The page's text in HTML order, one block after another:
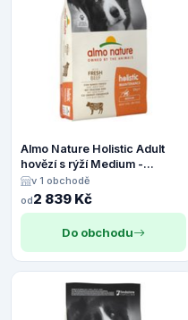
Almo Nature Holistic Adult
hovězí s rýží Medium -
Výhodné balení 2 x 12 kg
v 1 obchodě
od2 839 Kč
Do obchodu